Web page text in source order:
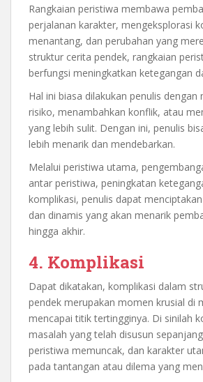
Rangkaian peristiwa membawa
perjalanan karakter, mengeksplorasi
menantang, dan perubahan yang
struktur cerita pendek, rangkaian
berfungsi meningkatkan ketegangan
Hal ini biasa dilakukan penulis dengan
risiko, menambahkan konflik, atau
yang lebih sulit. Dengan ini, penulis
lebih menarik dan mendebarkan.
Melalui peristiwa utama,
antar peristiwa, peningkatan
komplikasi, penulis dapat
dan dinamis yang akan menarik
hingga akhir.
4. Komplikasi
Dapat dikatakan, komplikasi dalam
pendek merupakan momen krusial di
mencapai titik tertingginya. Di sinilah
masalah yang telah disusun
peristiwa memuncak, dan karakter
pada tantangan atau dilema yang